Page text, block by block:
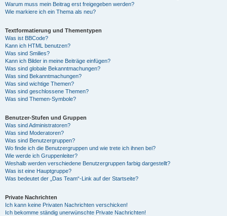
Warum muss mein Beitrag erst freigegeben werden?
Wie markiere ich ein Thema als neu?
Textformatierung und Thementypen
Was ist BBCode?
Kann ich HTML benutzen?
Was sind Smilies?
Kann ich Bilder in meine Beiträge einfügen?
Was sind globale Bekanntmachungen?
Was sind Bekanntmachungen?
Was sind wichtige Themen?
Was sind geschlossene Themen?
Was sind Themen-Symbole?
Benutzer-Stufen und Gruppen
Was sind Administratoren?
Was sind Moderatoren?
Was sind Benutzergruppen?
Wo finde ich die Benutzergruppen und wie trete ich ihnen bei?
Wie werde ich Gruppenleiter?
Weshalb werden verschiedene Benutzergruppen farbig dargestellt?
Was ist eine Hauptgruppe?
Was bedeutet der „Das Team“-Link auf der Startseite?
Private Nachrichten
Ich kann keine Privaten Nachrichten verschicken!
Ich bekomme ständig unerwünschte Private Nachrichten!